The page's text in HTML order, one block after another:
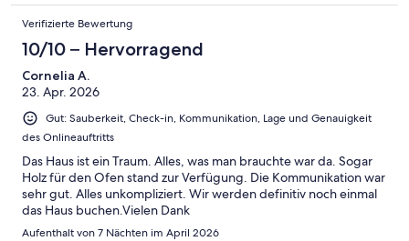
Verifizierte Bewertung
10/10 – Hervorragend
Cornelia A.
23. Apr. 2026
Gut: Sauberkeit, Check-in, Kommunikation, Lage und Genauigkeit
des Onlineauftritts
Das Haus ist ein Traum. Alles, was man brauchte war da. Sogar
Holz für den Ofen stand zur Verfügung. Die Kommunikation war
sehr gut. Alles unkompliziert. Wir werden definitiv noch einmal
das Haus buchen.Vielen Dank
Aufenthalt von 7 Nächten im April 2026